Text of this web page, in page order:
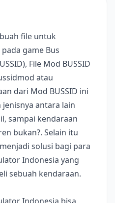
file untuk
game Bus
File Mod BUSSID
atau
dari Mod BUSSID ini
antara lain
sampai kendaraan
bukan?. Selain itu
solusi bagi para
Indonesia yang
sebuah kendaraan.